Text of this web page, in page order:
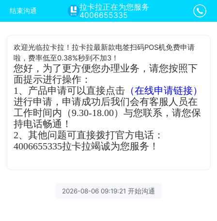
结束沟通
拉卡拉正在为您服务
4006655335
欢迎光临拉卡拉！拉卡拉最新款电签扫码POS机免费申请
啦，费率低至0.38%秒到不加3！
您好，为了更方便您办理业务，请您按照下
面提示进行操作：
1、产品申请可以直接点击 （在线申请链接）
进行申请，申请成功后我们会有客服人员在
工作时间内（9.30-18.00）与您联系，请您保
持电话畅通！
2、其他问题可直接拨打官方电话：
4006655335拉卡拉竭诚为您服务！
2026-08-06 09:19:21 开始沟通